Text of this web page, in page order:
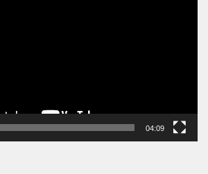
04:09